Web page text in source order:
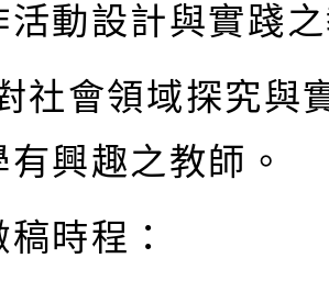
活動設計與實踐
社會領域探究與
興趣之教師。
時程：